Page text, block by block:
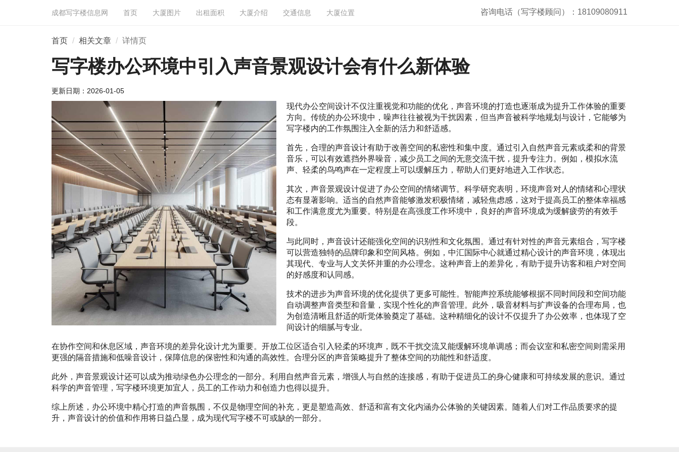
成都写字楼信息网 首页 大厦图片 出租面积 大厦介绍 交通信息 大厦位置 咨询电话（写字楼顾问）：18109080911
首页 相关文章 详情页
写字楼办公环境中引入声音景观设计会有什么新体验
更新日期： 2026-01-05
现代办公空间设计不仅注重视觉和功能的优化，声音环境的打造也逐渐成为提升工作体验的重要
方向。传统的办公环境中，噪声往往被视为干扰因素，但当声音被科学地规划与设计，它能够为
写字楼内的工作氛围注入全新的活力和舒适感。
首先，合理的声音设计有助于改善空间的私密性和集中度。通过引入自然声音元素或柔和的背景
音乐，可以有效遮挡外界噪音，减少员工之间的无意交流干扰，提升专注力。例如，模拟水流
声、轻柔的鸟鸣声在一定程度上可以缓解压力，帮助人们更好地进入工作状态。
其次，声音景观设计促进了办公空间的情绪调节。科学研究表明，环境声音对人的情绪和心理状
态有显著影响。适当的自然声音能够激发积极情绪，减轻焦虑感，这对于提高员工的整体幸福感
和工作满意度尤为重要。特别是在高强度工作环境中，良好的声音环境成为缓解疲劳的有效手
段。
与此同时，声音设计还能强化空间的识别性和文化氛围。通过有针对性的声音元素组合，写字楼
可以营造独特的品牌印象和空间风格。例如，中汇国际中心就通过精心设计的声音环境，体现出
其现代、专业与人文关怀并重的办公理念。这种声音上的差异化，有助于提升访客和租户对空间
的好感度和认同感。
技术的进步为声音环境的优化提供了更多可能性。智能声控系统能够根据不同时间段和空间功能
自动调整声音类型和音量，实现个性化的声音管理。此外，吸音材料与扩声设备的合理布局，也
为创造清晰且舒适的听觉体验奠定了基础。这种精细化的设计不仅提升了办公效率，也体现了空
间设计的细腻与专业。
在协作空间和休息区域，声音环境的差异化设计尤为重要。开放工位区适合引入轻柔的环境声，既不干扰交流又能缓解环境单调感；而会议室和私密空间则需采用
更强的隔音措施和低噪音设计，保障信息的保密性和沟通的高效性。合理分区的声音策略提升了整体空间的功能性和舒适度。
此外，声音景观设计还可以成为推动绿色办公理念的一部分。利用自然声音元素，增强人与自然的连接感，有助于促进员工的身心健康和可持续发展的意识。通过
科学的声音管理，写字楼环境更加宜人，员工的工作动力和创造力也得以提升。
综上所述，办公环境中精心打造的声音氛围，不仅是物理空间的补充，更是塑造高效、舒适和富有文化内涵办公体验的关键因素。随着人们对工作品质要求的提
升，声音设计的价值和作用将日益凸显，成为现代写字楼不可或缺的一部分。